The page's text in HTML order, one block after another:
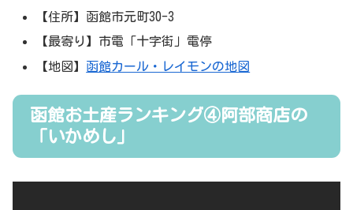
【住所】函館市元町30-3
【最寄り】市電「十字街」電停
【地図】 函館カール・レイモンの地図
函館お土産ランキング④阿部商店の
「いかめし」